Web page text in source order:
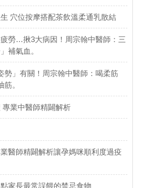
穴位按摩搭配茶飲溫柔通乳散結
勞…揪3大病因！周宗翰中醫師：三
補氣血。
勢」有關！周宗翰中醫師：喝柔筋
。
業中醫師精闢解析
醫師精闢解析讓孕媽咪順利度過疫
家長最常誤餵的禁忌食物